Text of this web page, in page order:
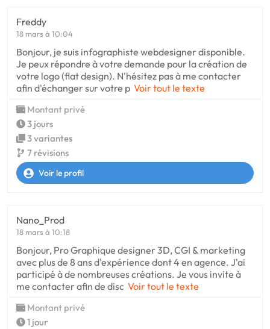
Freddy
18 mars à 10:04
Bonjour, je suis infographiste webdesigner disponible.
Je peux répondre à votre demande pour la création de
votre logo (flat design). N'hésitez pas à me contacter
afin d'échanger sur votre p Voir tout le texte
Montant privé
3 jours
3 variantes
7 révisions
Voir le profil
Nano_Prod
18 mars à 10:18
Bonjour, Pro Graphique designer 3D, CGI & marketing
avec plus de 8 ans d'expérience dont 4 en agence. J'ai
participé à de nombreuses créations. Je vous invite à
me contacter afin de disc Voir tout le texte
Montant privé
1 jour